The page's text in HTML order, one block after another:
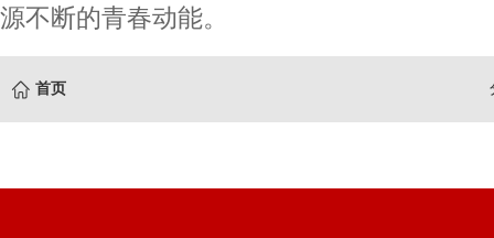
源不断的青春动能。
首页